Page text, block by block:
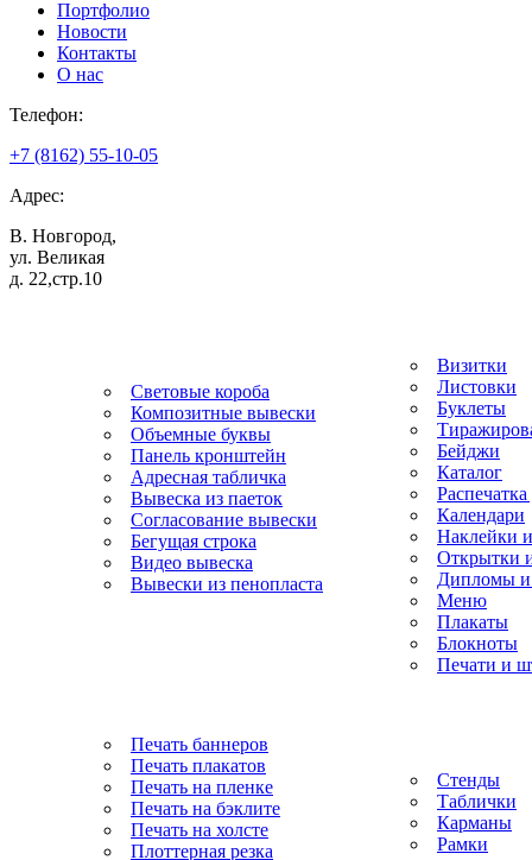
Портфолио
Новости
Контакты
О нас
Телефон:
+7 (8162) 55-10-05
Адрес:
В. Новгород,
ул. Великая
д. 22,стр.10
Световые короба
Композитные вывески
Объемные буквы
Панель кронштейн
Адресная табличка
Вывеска из паеток
Согласование вывески
Бегущая строка
Видео вывеска
Вывески из пенопласта
Печать баннеров
Печать плакатов
Печать на пленке
Печать на бэклите
Печать на холсте
Плоттерная резка
Визитки
Листовки
Буклеты
Бейджи
Каталог
Календари
Наклейки
Открытки
Дипломы и
Меню
Плакаты
Блокноты
Печати и
Стенды
Таблички
Карманы
Рамки